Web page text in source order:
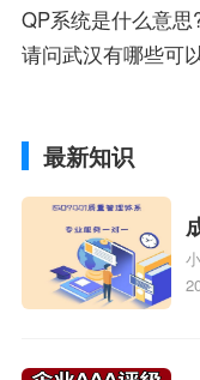
请问武汉有哪些可
最新知识